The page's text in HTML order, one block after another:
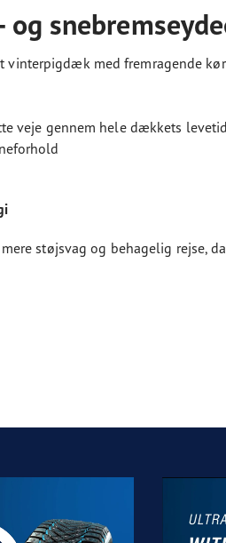
og
vinterpigdæk med fremragende
veje gennem hele dækkets
støjsvag og behagelig rejse,